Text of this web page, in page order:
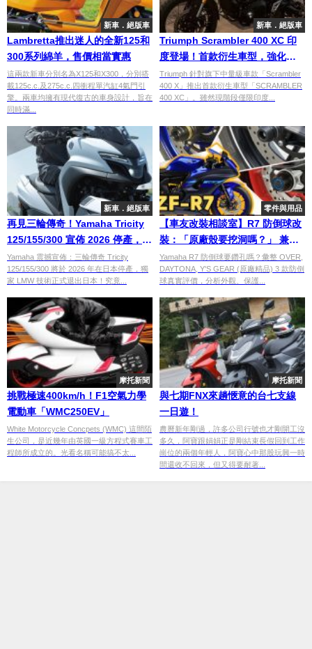
新車．絕版車
Lambretta推出迷人的全新125和
300系列綿羊，售價相當實惠
這兩款新車分別名為X125和X300，分別搭
載125c.c.及275c.c.四衝程單汽缸4氣門引
擎。兩車均擁有現代復古的車身設計，旨在
同時滿...
新車．絕版車
Triumph Scrambler 400 XC 印
度登場！首款衍生車型，強化越
野風格
Triumph 針對旗下中量級車款「Scrambler
400 X」推出首款衍生車型「SCRAMBLER
400 XC」。雖然現階段僅限印度...
新車．絕版車
再見三輪傳奇！Yamaha Tricity
125/155/300 宣佈 2026 停產，
LMW 結構日本正式絕響？
Yamaha 震撼宣佈：三輪傳奇 Tricity
125/155/300 將於 2026 年在日本停產，獨
家 LMW 技術正式退出日本！究竟...
零件與用品
【車友改裝相談室】R7 防倒球改
裝：「原廠殼要挖洞嗎？」 兼顧
「保護力」與「車身美學」的終
極解答｜台日車友評價匯總
Yamaha R7 防倒球要鑽孔嗎？彙整 OVER,
DAYTONA, Y'S GEAR (原廠精品) 3 款防倒
球真實評價，分析外觀、保護...
摩托新聞
挑戰極速400km/h！F1空氣力學
電動車「WMC250EV」
White Motorcycle Concpets (WMC) 這間陌
生公司，是近幾年由英國一級方程式賽車工
程師所成立的。光看名稱可能搞不太...
摩托新聞
與七期FNX來趟愜意的台七支線
一日遊！
農曆新年剛過，許多公司行號也才剛開工沒
多久，阿寶跟娟娟正是剛結束長假回到工作
崗位的兩個年輕人，阿寶心中那股玩興一時
間還收不回來，但又得要耐著...